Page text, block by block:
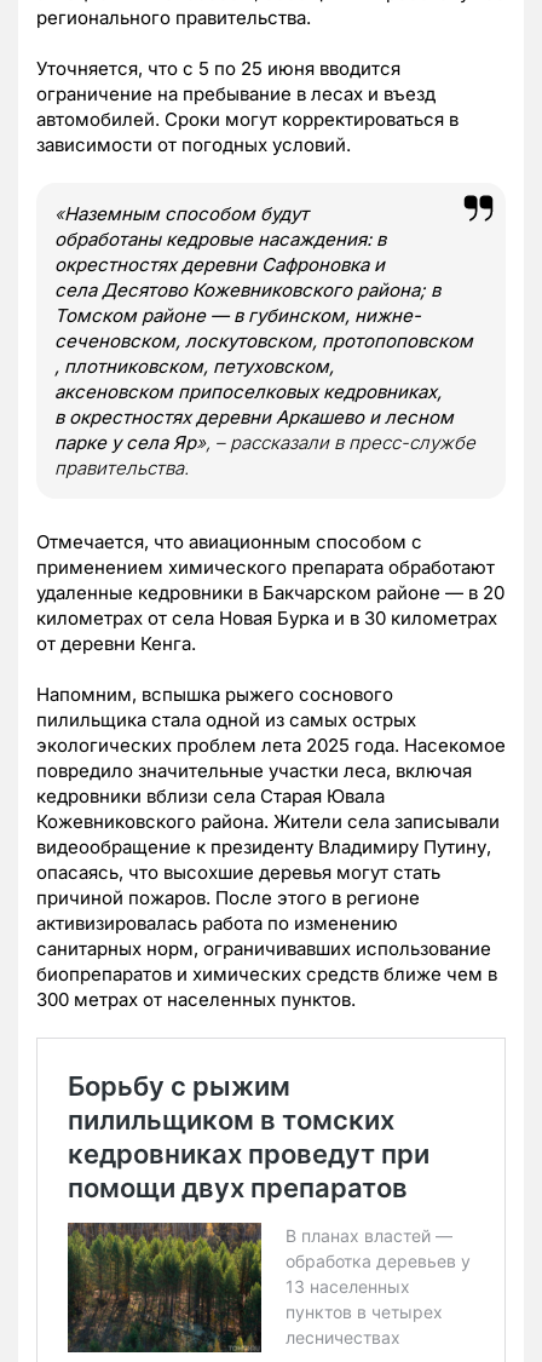
регионального правительства.
Уточняется, что с 5 по 25 июня вводится
ограничение на пребывание в лесах и въезд
автомобилей. Сроки могут корректироваться в
зависимости от погодных условий.
«Наземным способом будут
обработаны кедровые насаждения: в
окрестностях деревни Сафроновка и
села Десятово Кожевниковского района; в
Томском районе — в губинском, нижне-
сеченовском, лоскутовском, протопоповском
, плотниковском, петуховском,
аксеновском припоселковых кедровниках,
в окрестностях деревни Аркашево и лесном
парке у села Яр», – рассказали в пресс-службе
правительства.
Отмечается, что авиационным способом с
применением химического препарата обработают
удаленные кедровники в Бакчарском районе — в 20
километрах от села Новая Бурка и в 30 километрах
от деревни Кенга.
Напомним, вспышка рыжего соснового
пилильщика стала одной из самых острых
экологических проблем лета 2025 года. Насекомое
повредило значительные участки леса, включая
кедровники вблизи села Старая Ювала
Кожевниковского района. Жители села записывали
видеообращение к президенту Владимиру Путину,
опасаясь, что высохшие деревья могут стать
причиной пожаров. После этого в регионе
активизировалась работа по изменению
санитарных норм, ограничивавших использование
биопрепаратов и химических средств ближе чем в
300 метрах от населенных пунктов.